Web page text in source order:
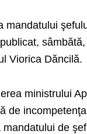
mandatului
Viorica Dăncilă.
ministrului
de incompetenţa
de